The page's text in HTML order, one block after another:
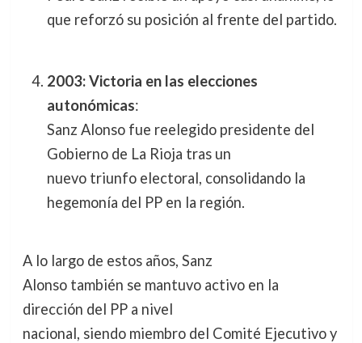
que reforzó su posición al frente del partido.
2003: Victoria en las elecciones
autonómicas:
Sanz Alonso fue reelegido presidente del
Gobierno de La Rioja tras un
nuevo triunfo electoral, consolidando la
hegemonía del PP en la región.
A lo largo de estos años, Sanz
Alonso también se mantuvo activo en la
dirección del PP a nivel
nacional, siendo miembro del Comité Ejecutivo y